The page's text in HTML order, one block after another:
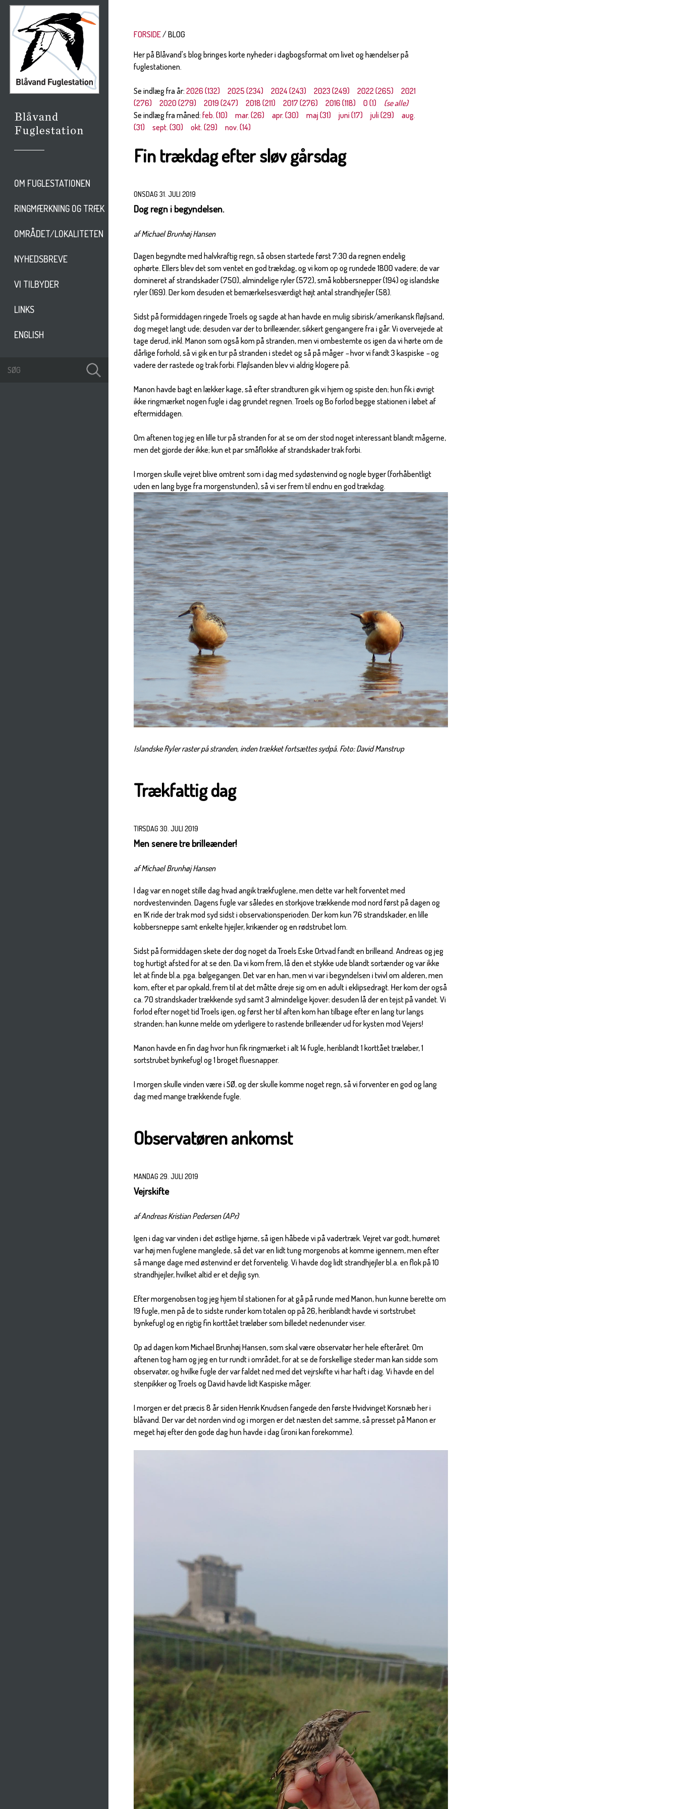
OM FUGLESTATIONEN
RINGMÆRKNING OG TRÆK
OMRÅDET/LOKALITETEN
NYHEDSBREVE
VI TILBYDER
LINKS
ENGLISH
FORSIDE
BLOG
Her på Blåvand's blog bringes korte nyheder i dagbogsformat om livet og hændelser på
fuglestationen.
Se indlæg fra år:2026 (132) 2025 (234) 2024 (243) 2023 (249) 2022 (265)
2021
(276)
2020 (279) 2019 (247) 2018 (211) 2017 (276) 2016 (118) 0 (1)
(se alle)
Se indlæg fra måned:feb. (10) mar. (26) apr. (30) maj (31) juni (17) juli (29)
aug.
(31)
sept. (30) okt. (29) nov. (14)
Fin trækdag efter sløv gårsdag
ONSDAG 31. JULI 2019
Dog regn i begyndelsen.
af Michael Brunhøj Hansen
Dagen begyndte med halvkraftig regn, så obsen startede først 7:30 da regnen endelig
ophørte. Ellers blev det som ventet en god trækdag, og vi kom op og rundede 1800 vadere; de var
domineret af strandskader (750), almindelige ryler (572), små kobbersnepper (194) og islandske
ryler (169). Der kom desuden et bemærkelsesværdigt højt antal strandhjejler (58).
Sidst på formiddagen ringede Troels og sagde at han havde en mulig sibirisk/amerikansk fløjlsand,
dog meget langt ude; desuden var der to brilleænder, sikkert gengangere fra i går. Vi overvejede at
tage derud, inkl. Manon som også kom på stranden, men vi ombestemte os igen da vi hørte om de
dårlige forhold, så vi gik en tur på stranden i stedet og så på måger –hvor vi fandt 3 kaspiske –og
vadere der rastede og trak forbi. Fløjlsanden blev vi aldrig klogere på.
Manon havde bagt en lækker kage, så efter strandturen gik vi hjem og spiste den; hun fik i øvrigt
ikke ringmærket nogen fugle i dag grundet regnen. Troels og Bo forlod begge stationen i løbet af
eftermiddagen.
Om aftenen tog jeg en lille tur på stranden for at se om der stod noget interessant blandt mågerne,
men det gjorde der ikke; kun et par småflokke af strandskader trak forbi.
I morgen skulle vejret blive omtrent som i dag med sydøstenvind og nogle byger (forhåbentligt
uden en lang byge fra morgenstunden), så vi ser frem til endnu en god trækdag.
Islandske Ryler raster på stranden, inden trækket fortsættes sydpå. Foto: David Manstrup
Trækfattig dag
TIRSDAG 30. JULI 2019
Men senere tre brilleænder!
af Michael Brunhøj Hansen
I dag var en noget stille dag hvad angik trækfuglene, men dette var helt forventet med
nordvestenvinden. Dagens fugle var således en storkjove trækkende mod nord først på dagen og
en 1K ride der trak mod syd sidst i observationsperioden. Der kom kun 76 strandskader, en lille
kobbersneppe samt enkelte hjejler, krikænder og en rødstrubet lom.
Sidst på formiddagen skete der dog noget da Troels Eske Ortvad fandt en brilleand. Andreas og jeg
tog hurtigt afsted for at se den. Da vi kom frem, lå den et stykke ude blandt sortænder og var ikke
let at finde bl.a. pga. bølgegangen. Det var en han, men vi var i begyndelsen i tvivl om alderen, men
kom, efter et par opkald, frem til at det måtte dreje sig om en adult i eklipsedragt. Her kom der også
ca. 70 strandskader trækkende syd samt 3 almindelige kjover; desuden lå der en tejst på vandet. Vi
forlod efter noget tid Troels igen, og først her til aften kom han tilbage efter en lang tur langs
stranden; han kunne melde om yderligere to rastende brilleænder ud for kysten mod Vejers!
Manon havde en fin dag hvor hun fik ringmærket i alt 14 fugle, heriblandt 1 korttået træløber, 1
sortstrubet bynkefugl og 1 broget fluesnapper.
I morgen skulle vinden være i SØ, og der skulle komme noget regn, så vi forventer en god og lang
dag med mange trækkende fugle.
Observatøren ankomst
MANDAG 29. JULI 2019
Vejrskifte
af Andreas Kristian Pedersen (APr)
Igen i dag var vinden i det østlige hjørne, så igen håbede vi på vadertræk. Vejret var godt, humøret
var høj men fuglene manglede, så det var en lidt tung morgenobs at komme igennem, men efter
så mange dage med østenvind er det forventelig. Vi havde dog lidt strandhjejler bl.a. en flok på 10
strandhjejler, hvilket altid er et dejlig syn.
Efter morgenobsen tog jeg hjem til stationen for at gå på runde med Manon, hun kunne berette om
19 fugle, men på de to sidste runder kom totalen op på 26, heriblandt havde vi sortstrubet
bynkefugl og en rigtig fin korttået træløber som billedet nedenunder viser.
Op ad dagen kom Michael Brunhøj Hansen, som skal være observatør her hele efteråret. Om
aftenen tog ham og jeg en tur rundt i området, for at se de forskellige steder man kan sidde som
observatør, og hvilke fugle der var faldet ned med det vejrskifte vi har haft i dag. Vi havde en del
stenpikker og Troels og David havde lidt Kaspiske måger.
I morgen er det præcis 8 år siden Henrik Knudsen fangede den første Hvidvinget Korsnæb her i
blåvand. Der var det norden vind og i morgen er det næsten det samme, så presset på Manon er
meget høj efter den gode dag hun havde i dag (ironi kan forekomme).